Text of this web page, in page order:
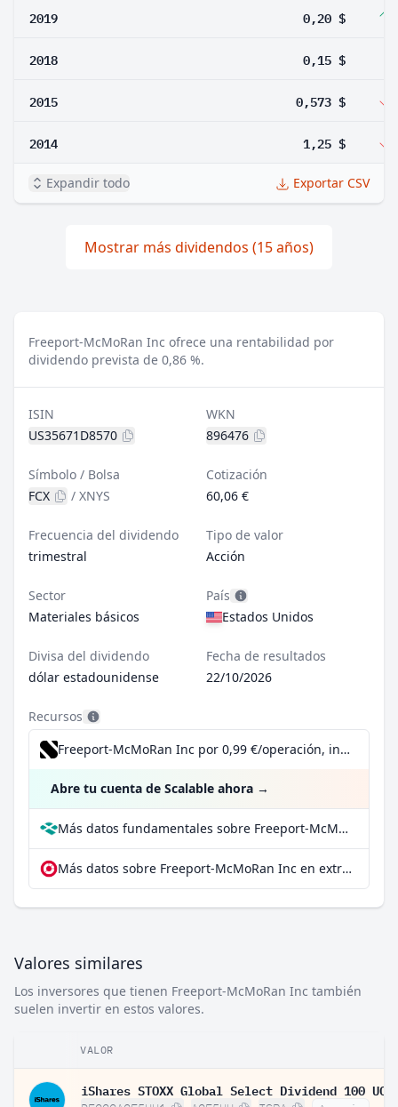
2019 0,20 $
2018 0,15 $
2015 0,573 $
2014 1,25 $
Expandir todo Exportar CSV
Mostrar más dividendos (15 años)
Freeport-McMoRan Inc ofrece una rentabilidad por
dividendo prevista de 0,86 %.
ISIN
US35671D8570
WKN
896476
Símbolo / Bolsa
FCX
/ XNYS
Cotización
60,06 €
Frecuencia del dividendo
trimestral
Tipo de valor
Acción
Sector
Materiales básicos
País
Estados Unidos
Divisa del dividendo
dólar estadounidense
Fecha de resultados
22/10/2026
Recursos
Freeport-McMoRan Inc por 0,99 €/operación, incluido el Dividend Reinvestment Plan
Abre tu cuenta de Scalable ahora →
Más datos fundamentales sobre Freeport-McMoRan Inc en Parqet
Más datos sobre Freeport-McMoRan Inc en extraETF
Valores similares
Los inversores que tienen Freeport-McMoRan Inc también
suelen invertir en estos valores.
VALOR